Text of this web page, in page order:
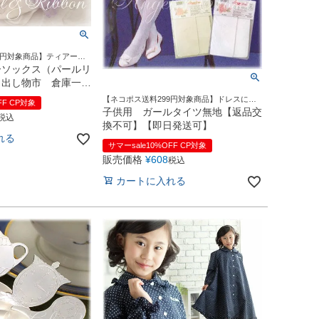
対象商品】ティアード
ージャスに♪
ックス（パールリ
し物市 倉庫一掃
不可
CP対象
込
る
【ネコポス送料299円対象商品】ドレスに合
わせて選べるお色のシンプルな無地タイツ
子供用 ガールタイツ無地【返品交
換不可】【即日発送可】
サマーsale10%OFF CP対象
販売価格 ¥608税込
カートに入れる